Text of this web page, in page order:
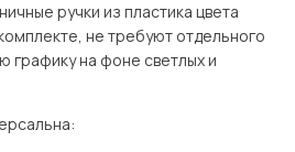
ручки из пластика цвета
не требуют отдельного
графику на фоне светлых и